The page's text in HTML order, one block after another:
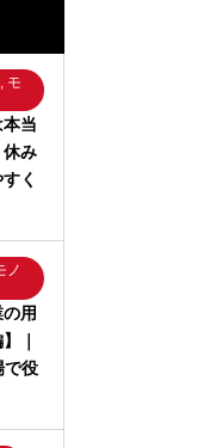
モ
本当
休み
く
ノ
用
｜
で役